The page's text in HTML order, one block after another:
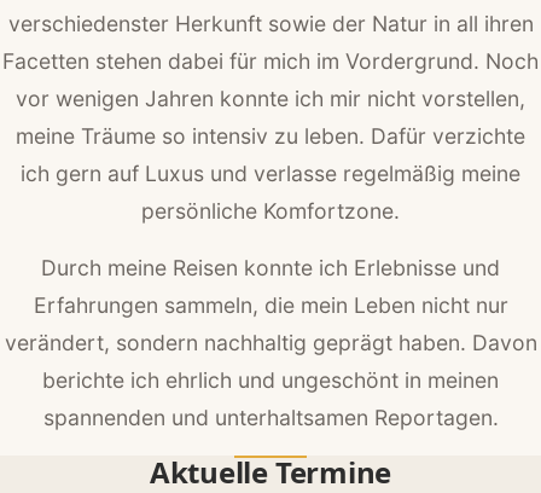
verschiedenster Herkunft sowie der Natur in all ihren
Facetten stehen dabei für mich im Vordergrund. Noch
vor wenigen Jahren konnte ich mir nicht vorstellen,
meine Träume so intensiv zu leben. Dafür verzichte
ich gern auf Luxus und verlasse regelmäßig meine
persönliche Komfortzone.
Durch meine Reisen konnte ich Erlebnisse und
Erfahrungen sammeln, die mein Leben nicht nur
verändert, sondern nachhaltig geprägt haben. Davon
berichte ich ehrlich und ungeschönt in meinen
spannenden und unterhaltsamen Reportagen.
Aktuelle Termine